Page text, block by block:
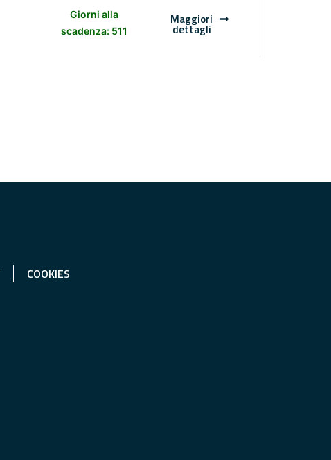
Giorni alla
scadenza: 511
Maggiori
dettagli
COOKIES